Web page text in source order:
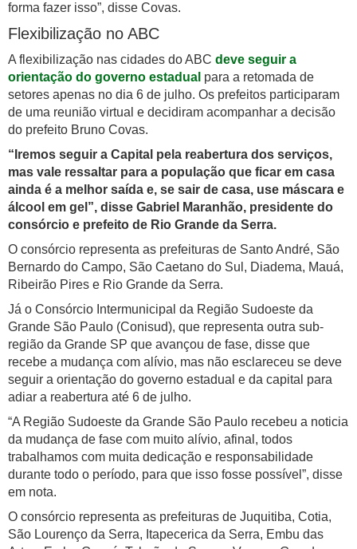
forma fazer isso”, disse Covas.
Flexibilização no ABC
A flexibilização nas cidades do ABC deve seguir a
orientação do governo estadual para a retomada de
setores apenas no dia 6 de julho. Os prefeitos participaram
de uma reunião virtual e decidiram acompanhar a decisão
do prefeito Bruno Covas.
“Iremos seguir a Capital pela reabertura dos serviços,
mas vale ressaltar para a população que ficar em casa
ainda é a melhor saída e, se sair de casa, use máscara e
álcool em gel”, disse Gabriel Maranhão, presidente do
consórcio e prefeito de Rio Grande da Serra.
O consórcio representa as prefeituras de Santo André, São
Bernardo do Campo, São Caetano do Sul, Diadema, Mauá,
Ribeirão Pires e Rio Grande da Serra.
Já o Consórcio Intermunicipal da Região Sudoeste da
Grande São Paulo (Conisud), que representa outra sub-
região da Grande SP que avançou de fase, disse que
recebe a mudança com alívio, mas não esclareceu se deve
seguir a orientação do governo estadual e da capital para
adiar a reabertura até 6 de julho.
“A Região Sudoeste da Grande São Paulo recebeu a noticia
da mudança de fase com muito alívio, afinal, todos
trabalhamos com muita dedicação e responsabilidade
durante todo o período, para que isso fosse possível”, disse
em nota.
O consórcio representa as prefeituras de Juquitiba, Cotia,
São Lourenço da Serra, Itapecerica da Serra, Embu das